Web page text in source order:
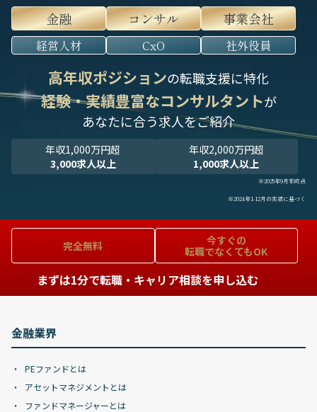
金融
コンサル 事業会社
経営人材 CxO 社外役員
高年収ポジションの転職支援に特化
経験・実績豊富なコンサルタントが
あなたに合う求人をご紹介
年収1,000万円超
3,000求人以上
年収2,000万円超
1,000求人以上
※2025年9月末時点
※2024年1-12月の実績に基づく
完全無料
今すぐの
転職でなくてもOK
まずは1分で転職・キャリア相談を申し込む
金融業界
PEファンドとは
アセットマネジメントとは
ファンドマネージャーとは